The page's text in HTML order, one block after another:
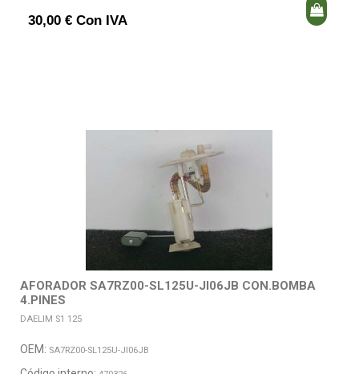
30,00 € Con IVA
AFORADOR SA7RZ00-SL125U-JI06JB CON.BOMBA
4.PINES
DAELIM S1 125
OEM: SA7RZ00-SL125U-JI06JB